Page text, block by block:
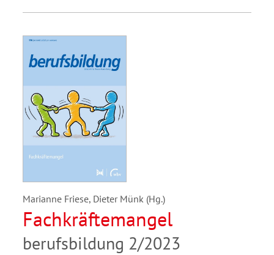
Marianne Friese, Dieter Münk (Hg.)
Fachkräftemangel
berufsbildung 2/2023